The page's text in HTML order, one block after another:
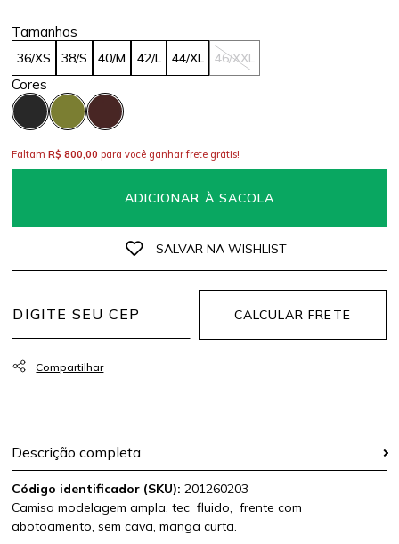
36/XS 38/S 40/M 42/L 44/XL 46/XXL
ADICIONAR À SACOLA
FaltamR$ 800,00 para você ganhar frete grátis!
CALCULAR FRETE
Descrição completa
Código identificador (SKU): 201260203
Camisa modelagem ampla, tec fluido, frente com
abotoamento, sem cava, manga curta.